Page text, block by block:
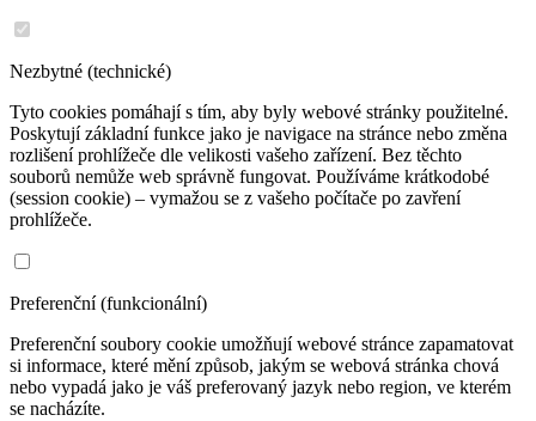
Nezbytné (technické)
Tyto cookies pomáhají s tím, aby byly webové stránky použitelné.
Poskytují základní funkce jako je navigace na stránce nebo změna
rozlišení prohlížeče dle velikosti vašeho zařízení. Bez těchto
souborů nemůže web správně fungovat. Používáme krátkodobé
(session cookie) – vymažou se z vašeho počítače po zavření
prohlížeče.
Preferenční (funkcionální)
Preferenční soubory cookie umožňují webové stránce zapamatovat
si informace, které mění způsob, jakým se webová stránka chová
nebo vypadá jako je váš preferovaný jazyk nebo region, ve kterém
se nacházíte.